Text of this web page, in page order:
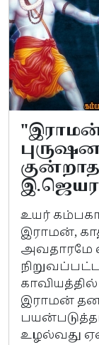
உயர்
இராமன்,
அவதாரமே
இராமன்
உழல்வது